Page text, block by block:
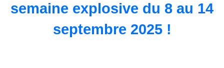
a
semaine explosive du 8 au 14
septembre 2025 !